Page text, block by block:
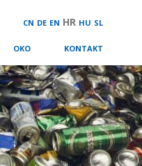
CN DE EN HR HU SL
OKO KONTAKT